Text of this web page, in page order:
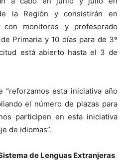
la Región y consistirán en
con monitores y profesorado
Primaria y 10 días para de 3º
está abierto hasta el 3 de
“reforzamos esta iniciativa año
el número de plazas para
participen en esta iniciativa
de idiomas”.
de Lenguas Extranjeras